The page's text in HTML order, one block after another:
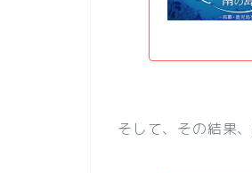
そして、その結果